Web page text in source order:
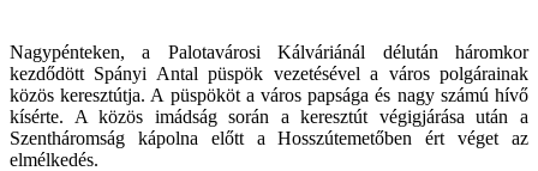
Nagypénteken, a Palotavárosi Kálváriánál délután háromkor
kezdődött Spányi Antal püspök vezetésével a város polgárainak
közös keresztútja. A püspököt a város papsága és nagy számú hívő
kísérte. A közös imádság során a keresztút végigjárása után a
Szentháromság kápolna előtt a Hosszútemetőben ért véget az
elmélkedés.